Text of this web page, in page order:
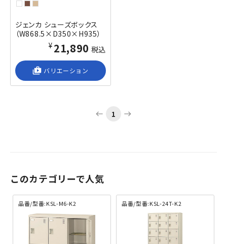
ジェンカ シューズボックス
（W868.5×D350×H935）
¥21,890 税込
shop_2 バリエーション
west 1 east
このカテゴリーで人気
品番/型番:KSL-M6-K2 品番/型番:KSL-24T-K2